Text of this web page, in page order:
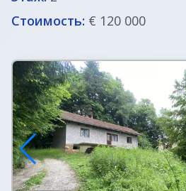
Стоимость: € 120 000